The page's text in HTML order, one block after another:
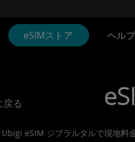
eSIMストア ヘル
戻る
Ubigi eSIM ジブラルタルで現地料